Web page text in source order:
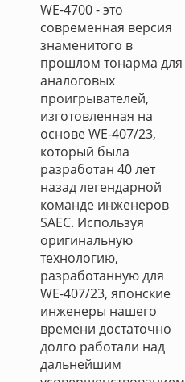
WE-4700 - это
современная версия
знаменитого в
прошлом тонарма для
аналоговых
проигрывателей,
изготовленная на
основе WE-407/23,
который была
разработан 40 лет
назад легендарной
команде инженеров
SAEC. Используя
оригинальную
технологию,
разработанную для
WE-407/23, японские
инженеры нашего
времени достаточно
долго работали над
дальнейшим